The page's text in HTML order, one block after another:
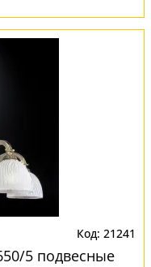
21241
5 подвесные